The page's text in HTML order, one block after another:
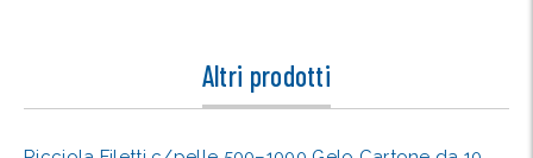
Altri prodotti